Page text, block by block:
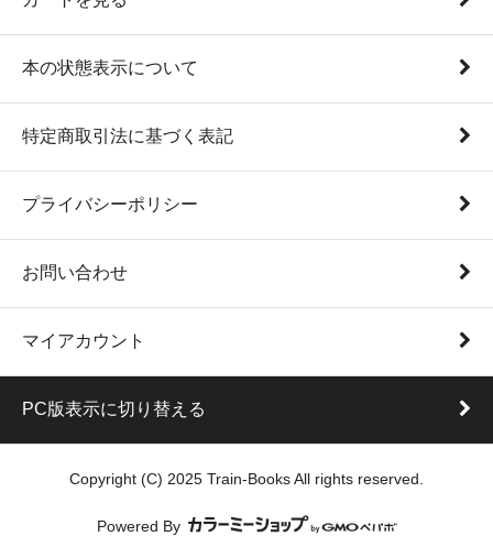
本の状態表示について
特定商取引法に基づく表記
プライバシーポリシー
お問い合わせ
マイアカウント
PC版表示に切り替える
Copyright (C) 2025 Train-Books All rights reserved.
Powered By